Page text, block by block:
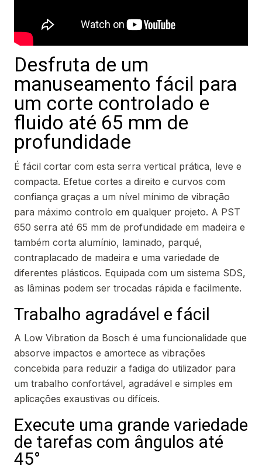
Desfruta de um
manuseamento fácil para
um corte controlado e
fluido até 65 mm de
profundidade
É fácil cortar com esta serra vertical prática, leve e
compacta. Efetue cortes a direito e curvos com
confiança graças a um nível mínimo de vibração
para máximo controlo em qualquer projeto. A PST
650 serra até 65 mm de profundidade em madeira e
também corta alumínio, laminado, parqué,
contraplacado de madeira e uma variedade de
diferentes plásticos. Equipada com um sistema SDS,
as lâminas podem ser trocadas rápida e facilmente.
Trabalho agradável e fácil
A Low Vibration da Bosch é uma funcionalidade que
absorve impactos e amortece as vibrações
concebida para reduzir a fadiga do utilizador para
um trabalho confortável, agradável e simples em
aplicações exaustivas ou difíceis.
Execute uma grande variedade
de tarefas com ângulos até
45°